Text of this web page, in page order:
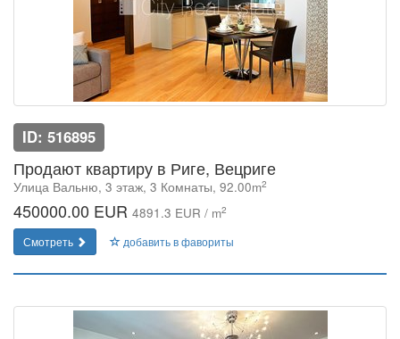
ID: 516895
Продают квартиру в Риге, Вецриге
Улица Вальню, 3 этаж, 3 Комнаты, 92.00m2
450000.00 EUR 4891.3 EUR / m2
Смотреть добавить в фавориты